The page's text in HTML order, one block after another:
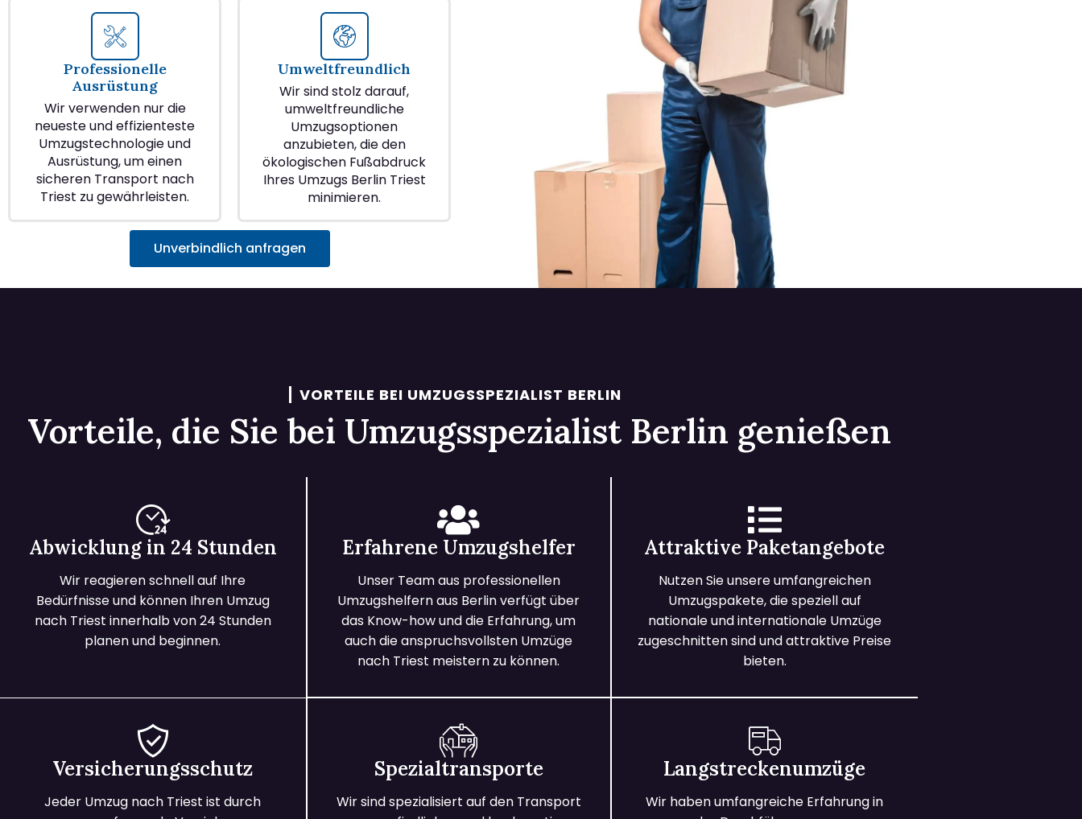
Professionelle
Ausrüstung
Wir verwenden nur die
neueste und effizienteste
Umzugstechnologie und
Ausrüstung, um einen
sicheren Transport nach
Triest zu gewährleisten.
Umweltfreundlich
Wir sind stolz darauf,
umweltfreundliche
Umzugsoptionen
anzubieten, die den
ökologischen Fußabdruck
Ihres Umzugs Berlin Triest
minimieren.
Unverbindlich anfragen
VORTEILE BEI UMZUGSSPEZIALIST BERLIN
Vorteile, die Sie bei Umzugsspezialist Berlin genießen
Abwicklung in 24 Stunden
Wir reagieren schnell auf Ihre
Bedürfnisse und können Ihren Umzug
nach Triest innerhalb von 24 Stunden
planen und beginnen.
Erfahrene Umzugshelfer
Unser Team aus professionellen
Umzugshelfern aus Berlin verfügt über
das Know-how und die Erfahrung, um
auch die anspruchsvollsten Umzüge
nach Triest meistern zu können.
Attraktive Paketangebote
Nutzen Sie unsere umfangreichen
Umzugspakete, die speziell auf
nationale und internationale Umzüge
zugeschnitten sind und attraktive Preise
bieten.
Versicherungsschutz
Jeder Umzug nach Triest ist durch
Spezialtransporte
Wir sind spezialisiert auf den Transport
Langstreckenumzüge
Wir haben umfangreiche Erfahrung in